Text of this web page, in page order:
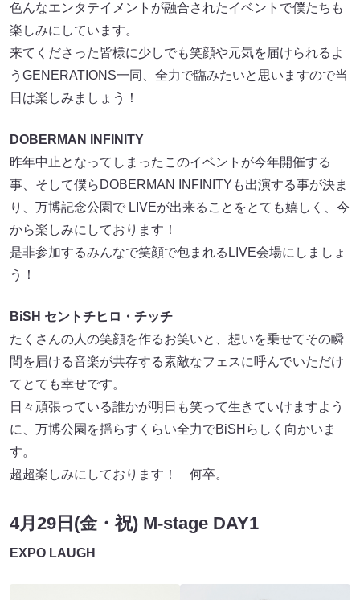
色んなエンタテイメントが融合されたイベントで僕たちも
楽しみにしています。
来てくださった皆様に少しでも笑顔や元気を届けられるよ
うGENERATIONS一同、全力で臨みたいと思いますので当
日は楽しみましょう！
DOBERMAN INFINITY
昨年中止となってしまったこのイベントが今年開催する
事、そして僕らDOBERMAN INFINITYも出演する事が決ま
り、万博記念公園で LIVEが出来ることをとても嬉しく、今
から楽しみにしております！
是非参加するみんなで笑顔で包まれるLIVE会場にしましょ
う！
BiSH セントチヒロ・チッチ
たくさんの人の笑顔を作るお笑いと、想いを乗せてその瞬
間を届ける音楽が共存する素敵なフェスに呼んでいただけ
てとても幸せです。
日々頑張っている誰かが明日も笑って生きていけますよう
に、万博公園を揺らすくらい全力でBiSHらしく向かいま
す。
超超楽しみにしております！ 何卒。
4月29日(金・祝) M-stage DAY1
EXPO LAUGH